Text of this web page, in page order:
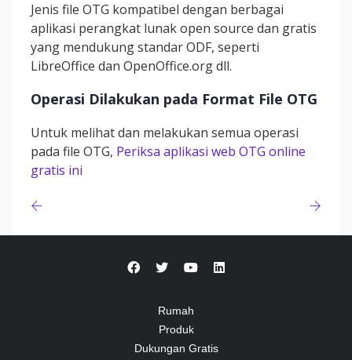
Jenis file OTG kompatibel dengan berbagai
aplikasi perangkat lunak open source dan gratis
yang mendukung standar ODF, seperti
LibreOffice dan OpenOffice.org dll.
Operasi Dilakukan pada Format File OTG
Untuk melihat dan melakukan semua operasi
pada file OTG, Periksa aplikasi web OTG online
gratis ini
Rumah
Produk
Dukungan Gratis